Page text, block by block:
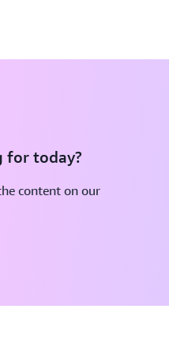
for today?
content on our